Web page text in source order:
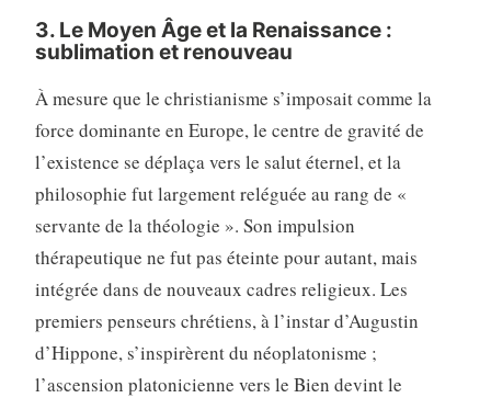
3. Le Moyen Âge et la Renaissance :
sublimation et renouveau
À mesure que le christianisme s’imposait comme la
force dominante en Europe, le centre de gravité de
l’existence se déplaça vers le salut éternel, et la
philosophie fut largement reléguée au rang de «
servante de la théologie ». Son impulsion
thérapeutique ne fut pas éteinte pour autant, mais
intégrée dans de nouveaux cadres religieux. Les
premiers penseurs chrétiens, à l’instar d’Augustin
d’Hippone, s’inspirèrent du néoplatonisme ;
l’ascension platonicienne vers le Bien devint le